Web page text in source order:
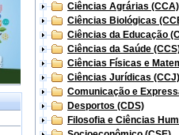
Ciências Agrárias (CCA)
Ciências Biológicas
Ciências da Educação
Ciências da Saúde
Ciências Físicas e
Ciências Jurídicas (CCJ)
Comunicação e
Desportos (CDS)
Filosofia e Ciências